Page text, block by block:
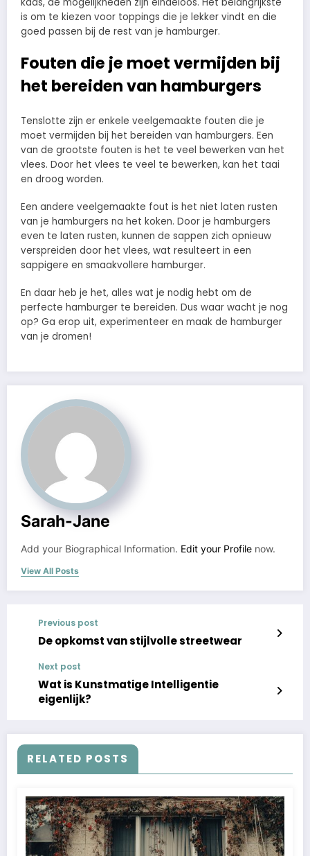
is om te kiezen voor toppings die je lekker vindt en die
goed passen bij de rest van je hamburger.
Fouten die je moet vermijden bij
het bereiden van hamburgers
Tenslotte zijn er enkele veelgemaakte fouten die je
moet vermijden bij het bereiden van hamburgers. Een
van de grootste fouten is het te veel bewerken van het
vlees. Door het vlees te veel te bewerken, kan het taai
en droog worden.
Een andere veelgemaakte fout is het niet laten rusten
van je hamburgers na het koken. Door je hamburgers
even te laten rusten, kunnen de sappen zich opnieuw
verspreiden door het vlees, wat resulteert in een
sappigere en smaakvollere hamburger.
En daar heb je het, alles wat je nodig hebt om de
perfecte hamburger te bereiden. Dus waar wacht je nog
op? Ga erop uit, experimenteer en maak de hamburger
van je dromen!
Sarah-Jane
Add your Biographical Information. Edit your Profile now.
View All Posts
Previous post
De opkomst van stijlvolle streetwear
Next post
Wat is Kunstmatige Intelligentie
eigenlijk?
RELATED POSTS